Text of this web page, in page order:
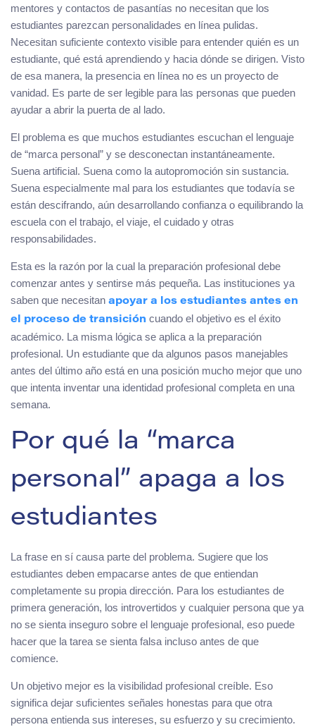
mentores y contactos de pasantías no necesitan que los
estudiantes parezcan personalidades en línea pulidas.
Necesitan suficiente contexto visible para entender quién es un
estudiante, qué está aprendiendo y hacia dónde se dirigen. Visto
de esa manera, la presencia en línea no es un proyecto de
vanidad. Es parte de ser legible para las personas que pueden
ayudar a abrir la puerta de al lado.
El problema es que muchos estudiantes escuchan el lenguaje
de “marca personal” y se desconectan instantáneamente.
Suena artificial. Suena como la autopromoción sin sustancia.
Suena especialmente mal para los estudiantes que todavía se
están descifrando, aún desarrollando confianza o equilibrando la
escuela con el trabajo, el viaje, el cuidado y otras
responsabilidades.
Esta es la razón por la cual la preparación profesional debe
comenzar antes y sentirse más pequeña. Las instituciones ya
saben que necesitan apoyar a los estudiantes antes en
el proceso de transición cuando el objetivo es el éxito
académico. La misma lógica se aplica a la preparación
profesional. Un estudiante que da algunos pasos manejables
antes del último año está en una posición mucho mejor que uno
que intenta inventar una identidad profesional completa en una
semana.
Por qué la “marca
personal” apaga a los
estudiantes
La frase en sí causa parte del problema. Sugiere que los
estudiantes deben empacarse antes de que entiendan
completamente su propia dirección. Para los estudiantes de
primera generación, los introvertidos y cualquier persona que ya
no se sienta inseguro sobre el lenguaje profesional, eso puede
hacer que la tarea se sienta falsa incluso antes de que
comience.
Un objetivo mejor es la visibilidad profesional creíble. Eso
significa dejar suficientes señales honestas para que otra
persona entienda sus intereses, su esfuerzo y su crecimiento.